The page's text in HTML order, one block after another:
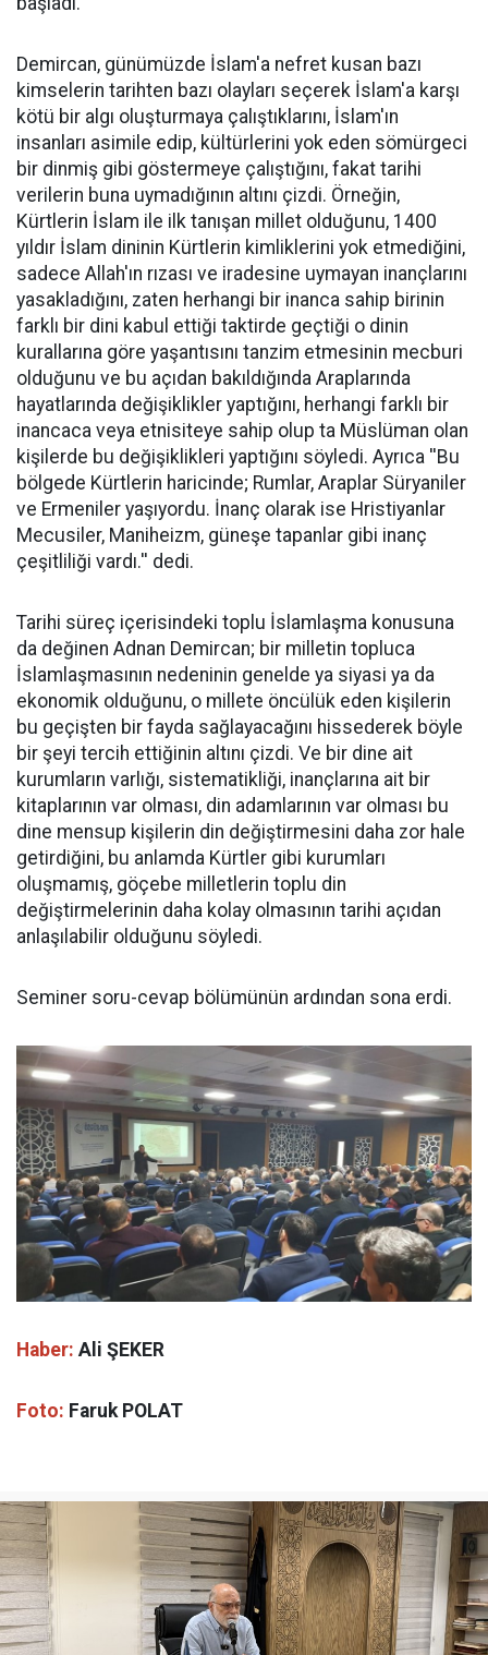
Demircan, günümüzde İslam'a nefret kusan bazı
kimselerin tarihten bazı olayları seçerek İslam'a karşı
kötü bir algı oluşturmaya çalıştıklarını, İslam'ın
insanları asimile edip, kültürlerini yok eden sömürgeci
bir dinmiş gibi göstermeye çalıştığını, fakat tarihi
verilerin buna uymadığının altını çizdi. Örneğin,
Kürtlerin İslam ile ilk tanışan millet olduğunu, 1400
yıldır İslam dininin Kürtlerin kimliklerini yok etmediğini,
sadece Allah'ın rızası ve iradesine uymayan inançlarını
yasakladığını, zaten herhangi bir inanca sahip birinin
farklı bir dini kabul ettiği taktirde geçtiği o dinin
kurallarına göre yaşantısını tanzim etmesinin mecburi
olduğunu ve bu açıdan bakıldığında Araplarında
hayatlarında değişiklikler yaptığını, herhangi farklı bir
inancaca veya etnisiteye sahip olup ta Müslüman olan
kişilerde bu değişiklikleri yaptığını söyledi. Ayrıca ''Bu
bölgede Kürtlerin haricinde; Rumlar, Araplar Süryaniler
ve Ermeniler yaşıyordu. İnanç olarak ise Hristiyanlar
Mecusiler, Maniheizm, güneşe tapanlar gibi inanç
çeşitliliği vardı.'' dedi.
Tarihi süreç içerisindeki toplu İslamlaşma konusuna
da değinen Adnan Demircan; bir milletin topluca
İslamlaşmasının nedeninin genelde ya siyasi ya da
ekonomik olduğunu, o millete öncülük eden kişilerin
bu geçişten bir fayda sağlayacağını hissederek böyle
bir şeyi tercih ettiğinin altını çizdi. Ve bir dine ait
kurumların varlığı, sistematikliği, inançlarına ait bir
kitaplarının var olması, din adamlarının var olması bu
dine mensup kişilerin din değiştirmesini daha zor hale
getirdiğini, bu anlamda Kürtler gibi kurumları
oluşmamış, göçebe milletlerin toplu din
değiştirmelerinin daha kolay olmasının tarihi açıdan
anlaşılabilir olduğunu söyledi.
Seminer soru-cevap bölümünün ardından sona erdi.
Haber: Ali ŞEKER
Foto: Faruk POLAT